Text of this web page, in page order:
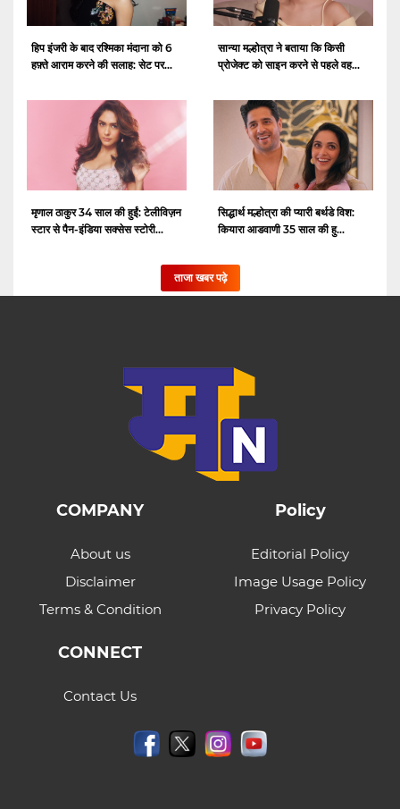
हिप इंजरी के बाद रश्मिका मंदाना को 6
हफ़्ते आराम करने की सलाह: सेट पर...
सान्या मल्होत्रा ​​ने बताया कि किसी
प्रोजेक्ट को साइन करने से पहले वह...
मृणाल ठाकुर 34 साल की हुईं: टेलीविज़न
स्टार से पैन-इंडिया सक्सेस स्टोरी...
सिद्धार्थ मल्होत्रा ​​की प्यारी बर्थडे विश:
कियारा आडवाणी 35 साल की हु...
ताजा खबर पढ़े
COMPANY
About us
Disclaimer
Terms & Condition
Policy
Editorial Policy
Image Usage Policy
Privacy Policy
CONNECT
Contact Us